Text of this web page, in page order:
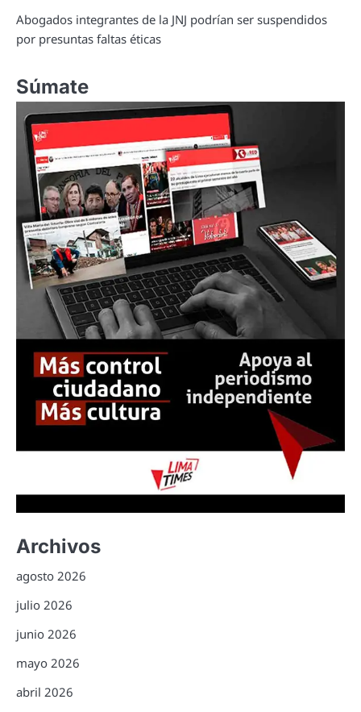
Abogados integrantes de la JNJ podrían ser suspendidos
por presuntas faltas éticas
Súmate
Archivos
agosto 2026
julio 2026
junio 2026
mayo 2026
abril 2026